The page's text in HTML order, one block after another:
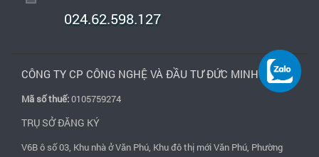
024.62.598.127
CÔNG TY CP CÔNG NGHỆ VÀ ĐẦU TƯ ĐỨC MINH
Mã số thuế:0105759274
TRỤ SỞ ĐĂNG KÝ
V6B ô số 03, Khu nhà ở Văn Phú, Khu đô thị mới Văn Phú, Phường